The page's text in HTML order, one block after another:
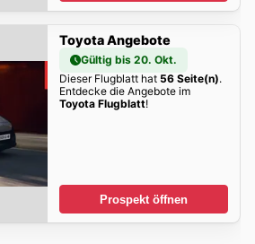
Toyota Angebote
Gültig bis 20. Okt.
Dieser Flugblatt hat 56 Seite(n).
Entdecke die Angebote im
Toyota Flugblatt!
Prospekt öffnen